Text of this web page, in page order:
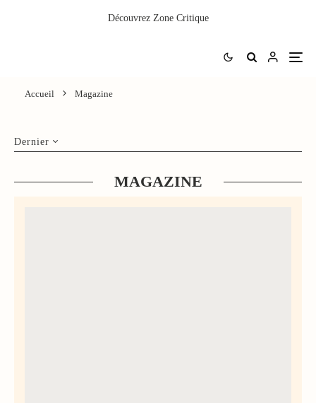
Découvrez Zone Critique
Accueil Magazine
Dernier
MAGAZINE